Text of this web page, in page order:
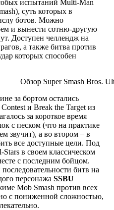
испытаний Multi-Man
суть которых в
ботов. Можно
и вынести сотню-другую
Доступен челлендж на
а также битва против
которых способен
за бортом остались
и Break the Target из
за короткое время
с песком (что на практике
звучит), а во втором – в
все доступные цели. Под
в своем классическом
с последним бойцом.
битв на
персонажа SSBU
Mob Smash против всех
с пониженной сложностью,